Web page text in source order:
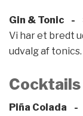
Gin & Tonic -
Vi har et bredt
udvalg af
Cocktails
Piña Colada